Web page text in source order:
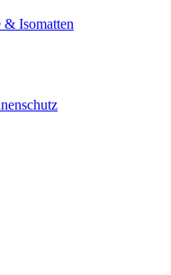
& Isomatten